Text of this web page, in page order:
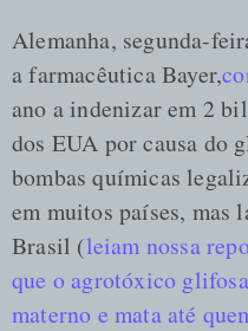
Alemanha, segunda-
a farmacêutica Bayer,
ano a indenizar em 2
dos EUA por causa do
bombas químicas
em muitos países, mas
Brasil (leiam nossa
que o agrotóxico
materno e mata até